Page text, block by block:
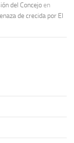
del Concejo en
de crecida por El